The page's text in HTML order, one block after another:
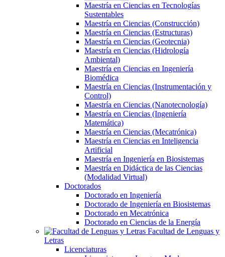
Maestría en Ciencias en Tecnologías
Sustentables
Maestría en Ciencias (Construcción)
Maestría en Ciencias (Estructuras)
Maestría en Ciencias (Geotecnia)
Maestría en Ciencias (Hidrología
Ambiental)
Maestría en Ciencias en Ingeniería
Biomédica
Maestría en Ciencias (Instrumentación y
Control)
Maestría en Ciencias (Nanotecnología)
Maestría en Ciencias (Ingeniería
Matemática)
Maestría en Ciencias (Mecatrónica)
Maestría en Ciencias en Inteligencia
Artificial
Maestría en Ingeniería en Biosistemas
Maestría en Didáctica de las Ciencias
(Modalidad Virtual)
Doctorados
Doctorado en Ingeniería
Doctorado de Ingeniería en Biosistemas
Doctorado en Mecatrónica
Doctorado en Ciencias de la Energía
Facultad de Lenguas y
Letras
Licenciaturas